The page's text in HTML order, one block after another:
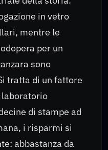
in vetro
mentre le
per un
sono
tratta di un fattore
di stampe ad
i risparmi si
abbastanza da